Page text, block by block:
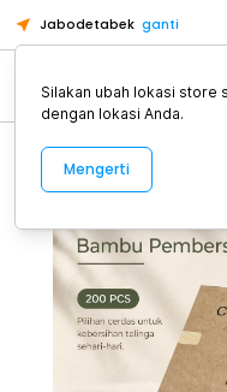
Jabodetabek ganti
Alat Kopi
Silakan ubah lokasi store
dengan lokasi Anda.
Mengerti